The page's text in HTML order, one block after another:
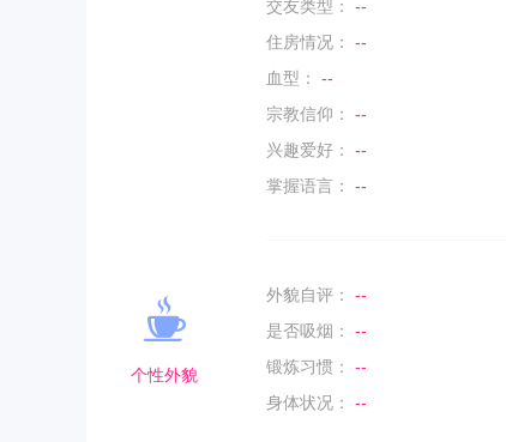
交友类型：
--
住房情况：
--
血型：
--
宗教信仰：
--
兴趣爱好：
--
掌握语言：
--
个性外貌
外貌自评： --
是否吸烟：
--
锻炼习惯：
--
身体状况：
--